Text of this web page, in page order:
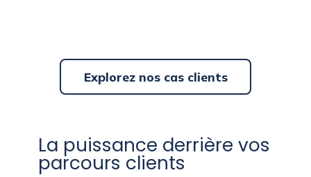
Explorez nos cas clients
La puissance derrière vos
parcours clients